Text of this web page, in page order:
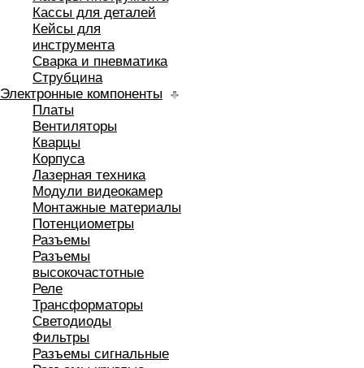
Кассы для деталей
Кейсы для
инструмента
Сварка и пневматика
Струбцина
Электронные компоненты
Платы
Вентиляторы
Кварцы
Корпуса
Лазерная техника
Модули видеокамер
Монтажные материалы
Потенциометры
Разъемы
Разъемы
высокочастотные
Реле
Трансформаторы
Светодиоды
Фильтры
Разъемы сигнальные